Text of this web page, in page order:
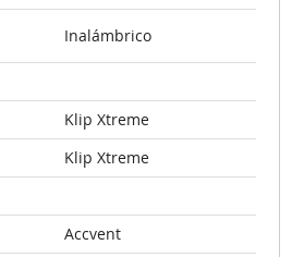
Inalámbrico
Klip Xtreme
Klip Xtreme
Accvent